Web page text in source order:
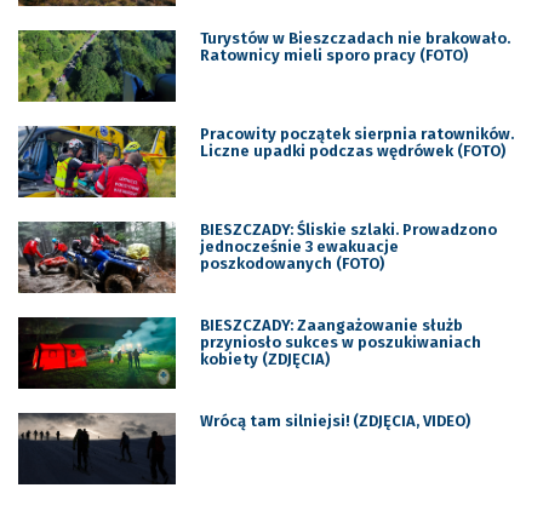
Turystów w Bieszczadach nie brakowało.
Ratownicy mieli sporo pracy (FOTO)
Pracowity początek sierpnia ratowników.
Liczne upadki podczas wędrówek (FOTO)
BIESZCZADY: Śliskie szlaki. Prowadzono
jednocześnie 3 ewakuacje
poszkodowanych (FOTO)
BIESZCZADY: Zaangażowanie służb
przyniosło sukces w poszukiwaniach
kobiety (ZDJĘCIA)
Wrócą tam silniejsi! (ZDJĘCIA, VIDEO)